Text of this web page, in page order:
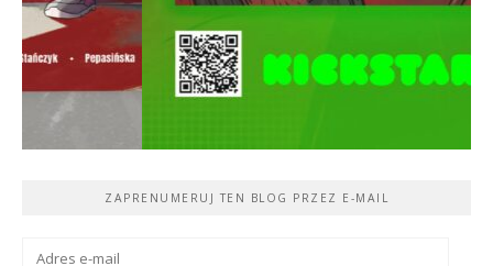
ZAPRENUMERUJ TEN BLOG PRZEZ E-MAIL
Adres